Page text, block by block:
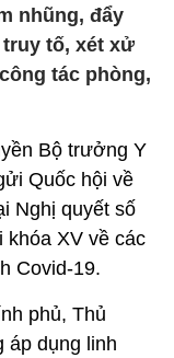
nhũng, đẩy
tố, xét xử
tác phòng,
Bộ trưởng Y
Quốc hội về
Nghị quyết số
khóa XV về các
Covid-19.
phủ, Thủ
áp dụng linh